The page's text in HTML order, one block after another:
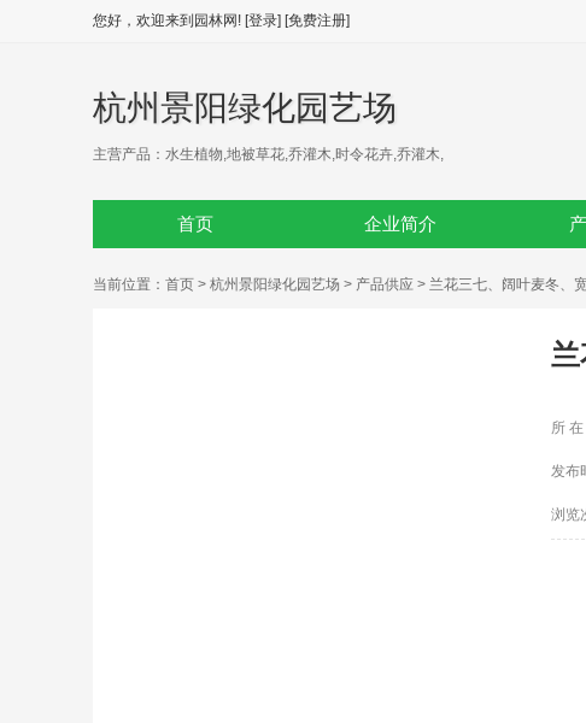
您好，欢迎来到园林网! [登录] [免费注册]
杭州景阳绿化园艺场
主营产品：水生植物,地被草花,乔灌木,时令花卉,乔灌木,
首页 企业简介
当前位置： 首页 > 杭州景阳绿化园艺场 > 产品供应 > 兰花三七、阔叶麦冬、
兰
所
发布
浏览